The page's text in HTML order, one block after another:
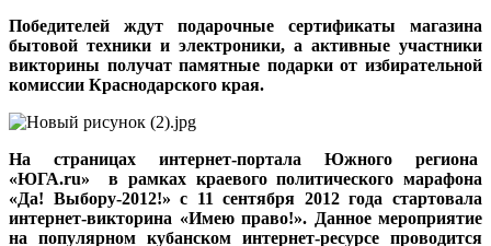
Победителей ждут подарочные сертификаты магазина
бытовой техники и электроники, а активные участники
викторины получат памятные подарки от избирательной
комиссии Краснодарского края.
На страницах интернет-портала Южного региона
«ЮГА.ru» в рамках краевого политического марафона
«Да! Выбору-2012!» с 11 сентября 2012 года стартовала
интернет-викторина «Имею право!». Данное мероприятие
на популярном кубанском интернет-ресурсе проводится